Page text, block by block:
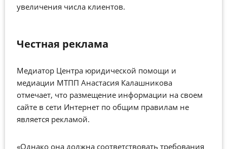
увеличения числа клиентов.
Честная реклама
Медиатор Центра юридической помощи и
медиации МТПП Анастасия Калашникова
отмечает, что размещение информации на своем
сайте в сети Интернет по общим правилам не
является рекламой.
«Однако она должна соответствовать требования